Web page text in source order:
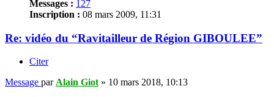
Messages : 127
Inscription : 08 mars 2009, 11:31
Re: vidéo du “Ravitailleur de Région GIBOULEE”
Citer
Message par Alain Giot » 10 mars 2018, 10:13